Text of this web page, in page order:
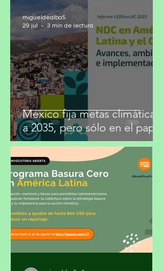
México fija metas climáticas
a 2035, pero sólo en el papel
migueldealba5
29 jul
3 min de lectura